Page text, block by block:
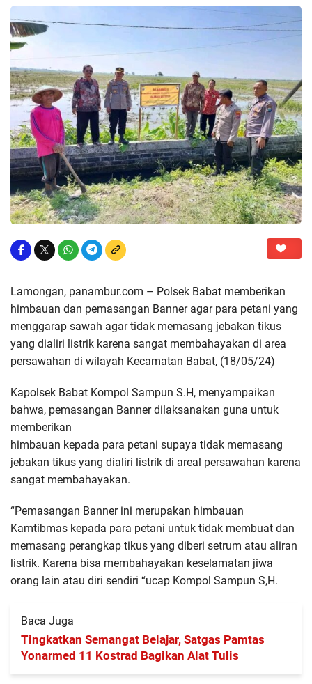
Lamongan, panambur.com – Polsek Babat memberikan
himbauan dan pemasangan Banner agar para petani yang
menggarap sawah agar tidak memasang jebakan tikus
yang dialiri listrik karena sangat membahayakan di area
persawahan di wilayah Kecamatan Babat, (18/05/24)
Kapolsek Babat Kompol Sampun S.H, menyampaikan
bahwa, pemasangan Banner dilaksanakan guna untuk
memberikan
himbauan kepada para petani supaya tidak memasang
jebakan tikus yang dialiri listrik di areal persawahan karena
sangat membahayakan.
“Pemasangan Banner ini merupakan himbauan
Kamtibmas kepada para petani untuk tidak membuat dan
memasang perangkap tikus yang diberi setrum atau aliran
listrik. Karena bisa membahayakan keselamatan jiwa
orang lain atau diri sendiri “ucap Kompol Sampun S,H.
Baca Juga
Tingkatkan Semangat Belajar, Satgas Pamtas
Yonarmed 11 Kostrad Bagikan Alat Tulis